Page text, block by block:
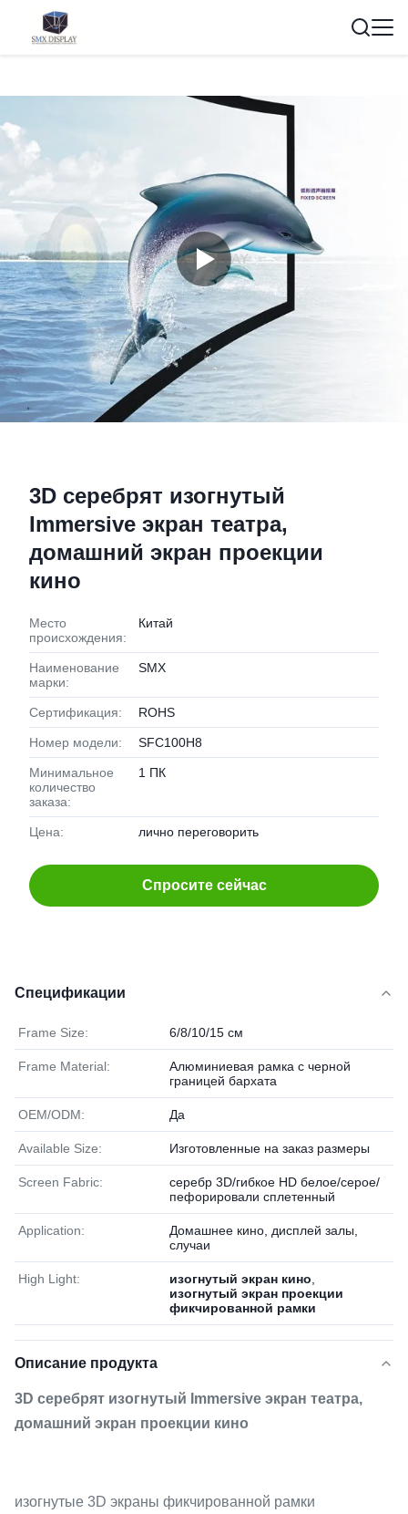
3D серебрят изогнутый
Immersive экран театра,
домашний экран проекции
кино
Место
происхождения:
Китай
Наименование
марки:
SMX
Сертификация: ROHS
Номер модели: SFC100H8
Минимальное
количество
заказа:
1 ПК
Цена: лично переговорить
Спросите сейчас
Спецификации
Frame Size: 6/8/10/15 см
Frame Material:
Алюминиевая рамка с черной
границей бархата
OEM/ODM: Да
Available Size: Изготовленные на заказ размеры
Screen Fabric:
серебр 3D/гибкое HD белое/серое/
пефорировали сплетенный
Application:
Домашнее кино, дисплей залы,
случаи
High Light: изогнутый экран кино
изогнутый экран проекции
фикчированной рамки
Описание продукта
3D серебрят изогнутый Immersive экран театра,
домашний экран проекции кино
изогнутые 3D экраны фикчированной рамки